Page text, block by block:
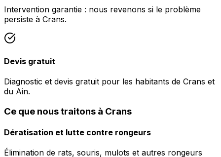
Intervention garantie : nous revenons si le problème
persiste à Crans.
Devis gratuit
Diagnostic et devis gratuit pour les habitants de Crans et
du Ain.
Ce que nous traitons à Crans
Dératisation et lutte contre rongeurs
Élimination de rats, souris, mulots et autres rongeurs